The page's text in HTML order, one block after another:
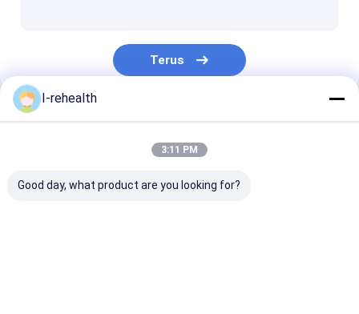
Pernis Gigi Fluoride
Perlindungan Pernis Gigi
Terus
Kategori Kami
I-rehealth
3:11 PM
Good day, what product are you looking for?